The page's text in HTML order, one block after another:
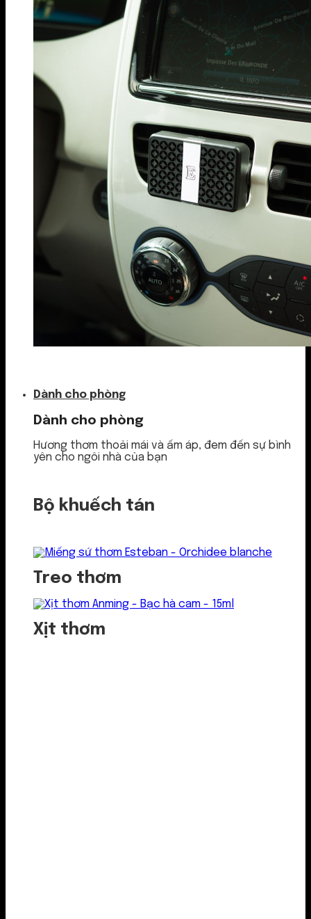
Dành cho phòng
Dành cho phòng
Hương thơm thoải mái và ấm áp, đem đến sự bình
yên cho ngôi nhà của bạn
Bộ khuếch tán
Treo thơm
Xịt thơm